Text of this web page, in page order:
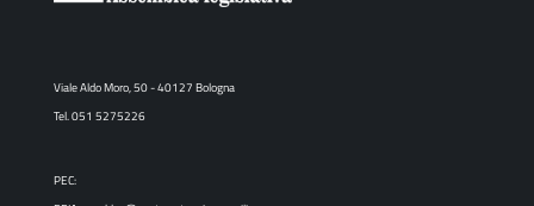
Viale Aldo Moro, 50 - 40127 Bologna
Tel. 051 5275226
PEC: